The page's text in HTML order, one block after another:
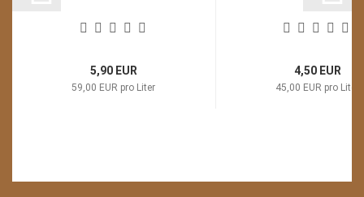
5,90 EUR
59,00 EUR pro Liter
4,50 EUR
45,00 EUR pro Liter